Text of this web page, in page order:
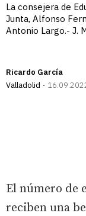
La consejera de
Junta, Alfonso
Antonio Largo.- J.
Ricardo García
Valladolid
El número de
reciben una